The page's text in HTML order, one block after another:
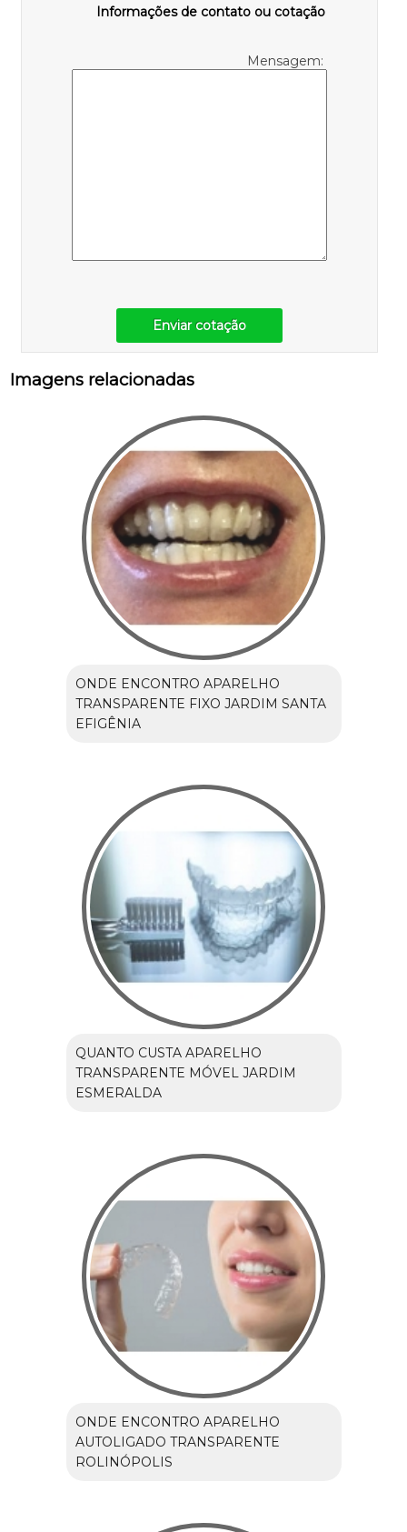
Informações de contato ou cotação
Mensagem:
Enviar cotação
Imagens relacionadas
ONDE ENCONTRO APARELHO
TRANSPARENTE FIXO JARDIM SANTA
EFIGÊNIA
QUANTO CUSTA APARELHO
TRANSPARENTE MÓVEL JARDIM
ESMERALDA
ONDE ENCONTRO APARELHO
AUTOLIGADO TRANSPARENTE
ROLINÓPOLIS